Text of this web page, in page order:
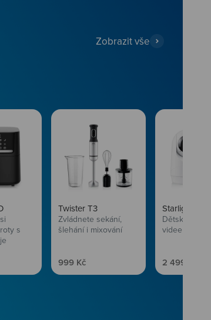
Zobrazit vše
s
Twister T3
Zvládnete sekání,
šlehání i mixování
Prodejní cena
999 Kč
Starlight SL5
Dětská
videem
Prodejní
2 499 Kč